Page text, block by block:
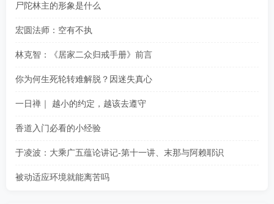
尸陀林主的形象是什么
宏圆法师：空有不执​
林克智：《居家二众归戒手册》前言
你为何生死轮转难解脱？因迷失真心
一日禅｜ 越小的约定，越该去遵守
香道入门必看的小经验
于凌波：大乘广五蕴论讲记-第十一讲、末那与阿赖耶识
被动适应环境就能离苦吗